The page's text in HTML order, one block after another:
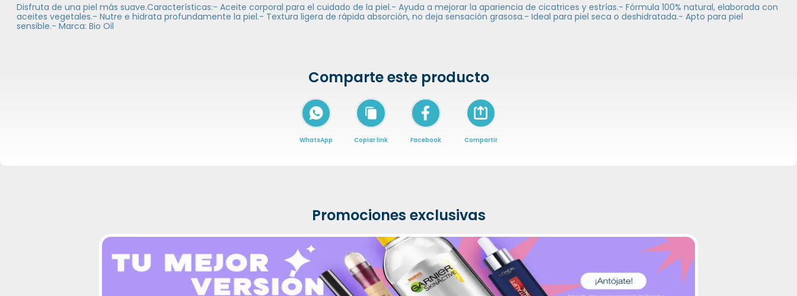
Disfruta de una piel más suave.Características:- Aceite corporal para el cuidado de la piel.- Ayuda a mejorar la apariencia de cicatrices y estrías.- Fórmula 100% natural, elaborada con
aceites vegetales.- Nutre e hidrata profundamente la piel.- Textura ligera de rápida absorción, no deja sensación grasosa.- Ideal para piel seca o deshidratada.- Apto para piel
sensible.- Marca: Bio Oil
Comparte este producto
WhatsApp Copiar link Facebook
Icon of arrow-up-from-square
Compartir
Promociones exclusivas